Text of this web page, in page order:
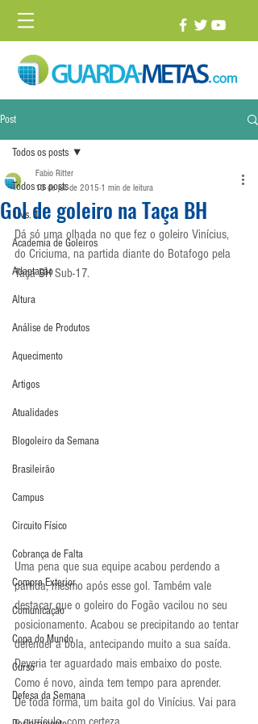
Post
Todos os posts
1 vs. 1
Academia de Goleiros
Adaptação
Altura
Análise de Produtos
Aquecimento
Artigos
Atualidades
Blogoleiro da Semana
Brasileirão
Campus
Circuito Físico
Cobrança de Falta
Compra Exterior
Comunicação
Copa do Mundo
Curso
Defesa da Semana
Todos os posts
Gol de goleiro na Taça BH
Fabio Ritter
13 de jul. de 2015 1 min de leitura
Dá só uma olhada no que fez o goleiro Vinícius,
do Criciuma, na partida diante do Botafogo pela
Taça BH Sub-17.
Uma pena que sua equipe acabou perdendo a
partida, mesmo após esse gol. Também vale
destacar que o goleiro do Fogão vacilou no seu
posicionamento. Acabou se precipitando ao tentar
defender a bola, antecipando muito a sua saída.
Deveria ter aguardado mais embaixo do poste.
Como é novo, ainda tem tempo para aprender.
De toda forma, um baita gol do Vinícius. Vai para